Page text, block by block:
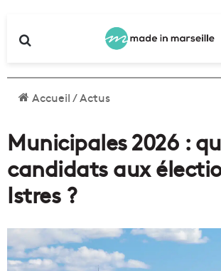
Accueil/Actus
Municipales 2026 :
candidats aux
Istres ?